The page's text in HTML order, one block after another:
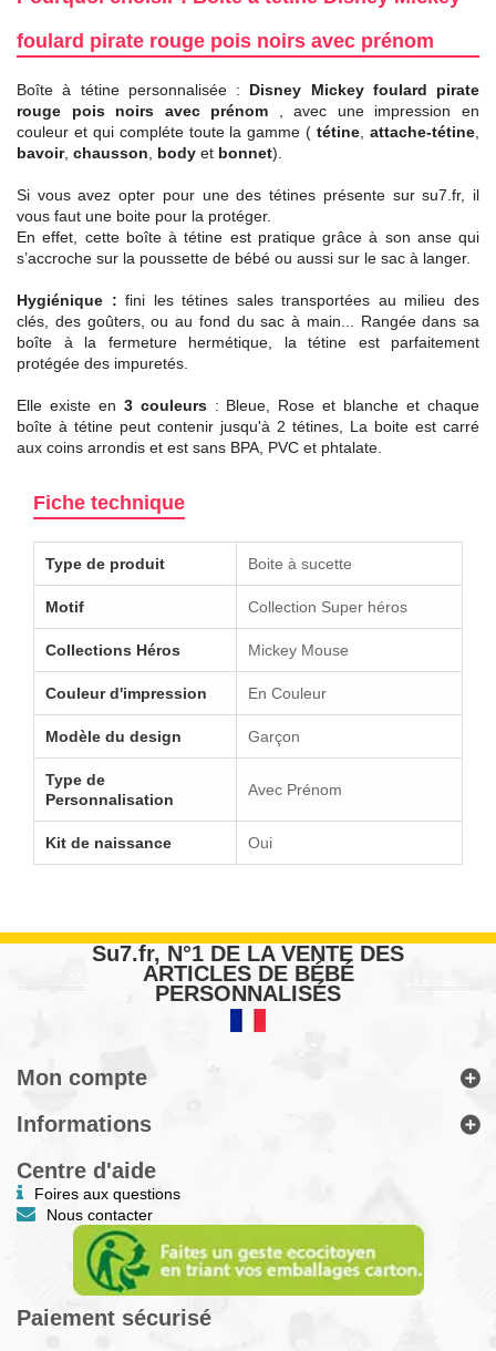
foulard pirate rouge pois noirs avec prénom
Boîte à tétine personnalisée : Disney Mickey foulard pirate
rouge pois noirs avec prénom
, avec une impression en
couleur et qui compléte toute la gamme (tétine ,attache-tétine
bavoir, chausson body et bonnet).
Si vous avez opter pour une des tétines présente sur su7.fr, il
vous faut une boite pour la protéger.
En effet, cette boîte à tétine est pratique grâce à son anse qui
s’accroche sur la poussette de bébé ou aussi sur le sac à langer.
Hygiénique : fini les tétines sales transportées au milieu des
clés, des goûters, ou au fond du sac à main... Rangée dans sa
boîte à la fermeture hermétique, la tétine est parfaitement
protégée des impuretés.
Elle existe en 3 couleurs: Bleue, Rose et blanche et chaque
boîte à tétine peut contenir jusqu'à 2 tétines, La boite est carré
aux coins arrondis et est sans BPA, PVC et phtalate.
Fiche technique
Type de produit Boite à sucette
Motif Collection Super héros
Collections Héros Mickey Mouse
Couleur d'impression En Couleur
Modèle du design Garçon
Type de
Personnalisation
Avec Prénom
Kit de naissance Oui
Su7.fr, N°1 DE LA VENTE DES
ARTICLES DE BÉBÉ
PERSONNALISÉS
Mon compte
Informations
Centre d'aide
Foires aux questions
Nous contacter
Paiement sécurisé